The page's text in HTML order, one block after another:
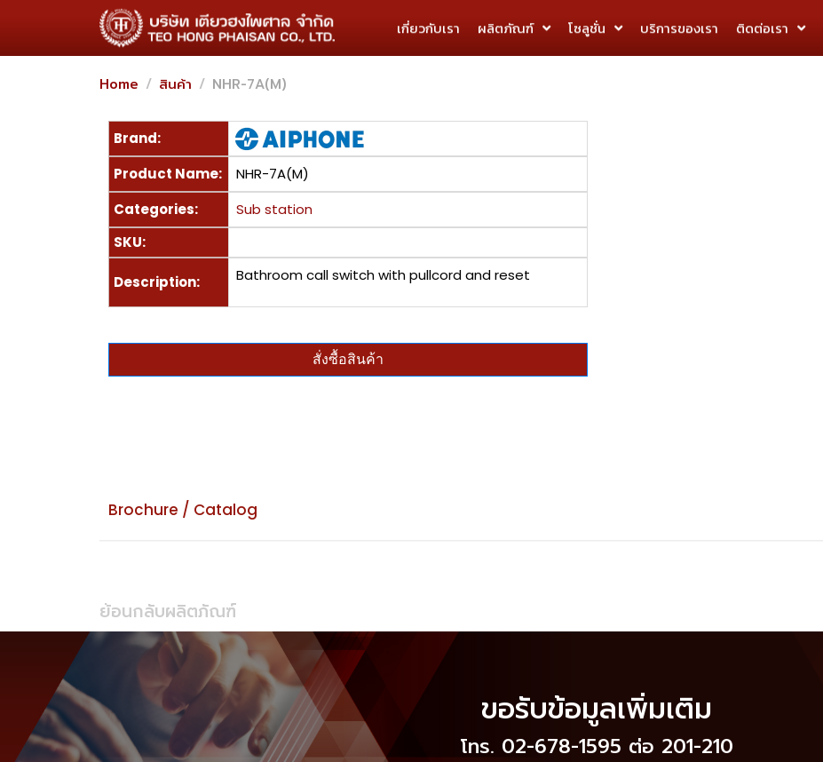
เกี่ยวกับเรา ผลิตภัณฑ์ โซลูชั่น บริการของเรา​ ติดต่อเรา
Home สินค้า NHR-7A(M)
Brand:
Product Name:
NHR-7A(M)
Categories:
Sub station
SKU:
Description: Bathroom call switch with pullcord and reset
สั่งซื้อสินค้า
Brochure / Catalog
ย้อนกลับผลิตภัณฑ์
ขอรับข้อมูลเพิ่มเติม
โทร. 02-678-1595 ต่อ 201-210